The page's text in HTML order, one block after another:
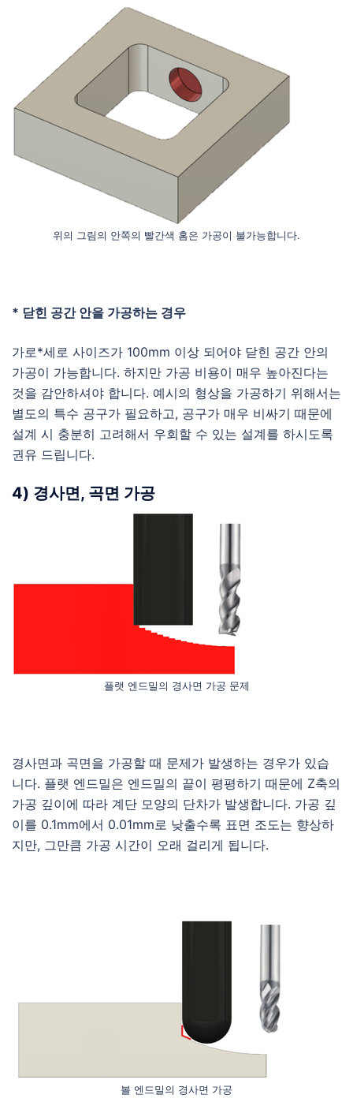
위의 그림의 안쪽의 빨간색 홈은 가공이 불가능합니다.
* 닫힌 공간 안을 가공하는 경우
가로*세로 사이즈가 100mm 이상 되어야 닫힌 공간 안의
가공이 가능합니다. 하지만 가공 비용이 매우 높아진다는
것을 감안하셔야 합니다. 예시의 형상을 가공하기 위해서는
별도의 특수 공구가 필요하고, 공구가 매우 비싸기 때문에
설계 시 충분히 고려해서 우회할 수 있는 설계를 하시도록
권유 드립니다.
4) 경사면, 곡면 가공
플랫 엔드밀의 경사면 가공 문제
경사면과 곡면을 가공할 때 문제가 발생하는 경우가 있습
니다. 플랫 엔드밀은 엔드밀의 끝이 평평하기 때문에 Z축의
가공 깊이에 따라 계단 모양의 단차가 발생합니다. 가공 깊
이를 0.1mm에서 0.01mm로 낮출수록 표면 조도는 향상하
지만, 그만큼 가공 시간이 오래 걸리게 됩니다.
볼 엔드밀의 경사면 가공